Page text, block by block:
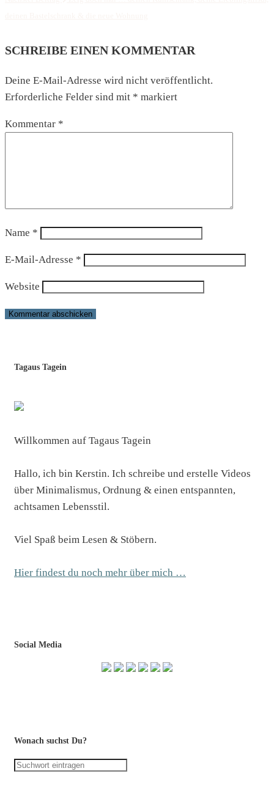
SCHREIBE EINEN KOMMENTAR
Deine E-Mail-Adresse wird nicht veröffentlicht.
Erforderliche Felder sind mit * markiert
Kommentar *
Name *
E-Mail-Adresse *
Website
Tagaus Tagein
Willkommen auf Tagaus Tagein
Hallo, ich bin Kerstin. Ich schreibe und erstelle Videos
über Minimalismus, Ordnung & einen entspannten,
achtsamen Lebensstil.
Viel Spaß beim Lesen & Stöbern.
Hier findest du noch mehr über mich …
Social Media
Wonach suchst Du?